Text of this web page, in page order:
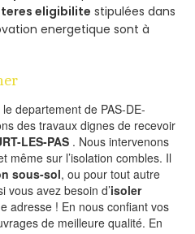
eligibilite stipulées dans
energetique sont à
departement de PAS-DE-
des travaux dignes de recevoir
LES-PAS . Nous intervenons
même sur l’isolation combles. Il
sous-sol, ou pour tout autre
vous avez besoin d’isoler
adresse ! En nous confiant vos
de meilleure qualité. En